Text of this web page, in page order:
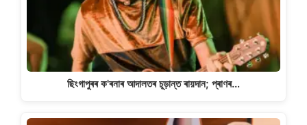
ছিংগাপুৰৰ ক'ৰনাৰ আদালতৰ চূড়ান্ত ৰায়দান; প্ৰাণৰ…